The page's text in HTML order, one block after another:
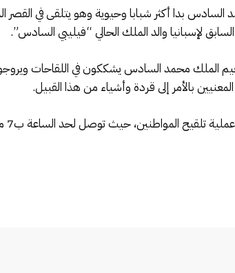
بدا أكثر شبابا وحيوية وهو يتلقى في
لإسبانيا والد الملك الحالي “فيليبي السادس”.
الملك محمد السادس يشككون في اللقاحات
بالأمر إلى قردة وأشياء من هذا القبيل.